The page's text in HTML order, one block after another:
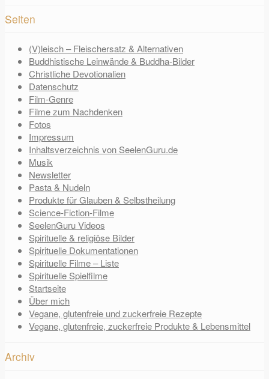
Seiten
(V)leisch – Fleischersatz & Alternativen
Buddhistische Leinwände & Buddha-Bilder
Christliche Devotionalien
Datenschutz
Film-Genre
Filme zum Nachdenken
Fotos
Impressum
Inhaltsverzeichnis von SeelenGuru.de
Musik
Newsletter
Pasta & Nudeln
Produkte für Glauben & Selbstheilung
Science-Fiction-Filme
SeelenGuru Videos
Spirituelle & religiöse Bilder
Spirituelle Dokumentationen
Spirituelle Filme – Liste
Spirituelle Spielfilme
Startseite
Über mich
Vegane, glutenfreie und zuckerfreie Rezepte
Vegane, glutenfreie, zuckerfreie Produkte & Lebensmittel
Archiv